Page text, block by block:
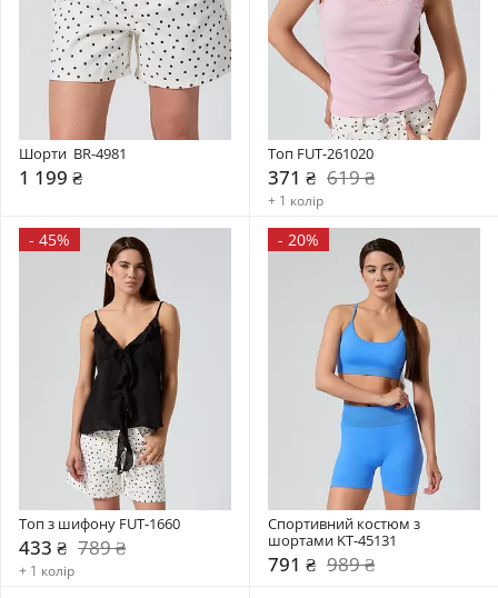
Шорти  BR-4981
1 199 ₴
Топ FUT-261020
371 ₴ 619 ₴
+ 1 колір
- 45%
Топ з шифону FUT-1660
433 ₴ 789 ₴
+ 1 колір
- 20%
Спортивний костюм з
шортами KT-45131
791 ₴ 989 ₴